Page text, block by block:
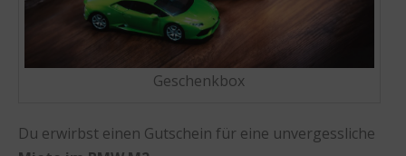
Geschenkbox
Du erwirbst einen Gutschein für eine unvergessliche